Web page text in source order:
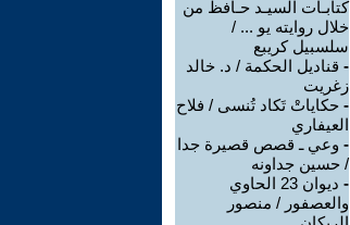
كتابـات السيـد حـافظ من
خلال روايته يو ... /
سلسبيل كريبع
- قناديل الحكمة / د. خالد
زغريت
- حكاياتْ تَكاد تُنسى / فلاح
العيفاري
- وعي ـ قصص قصيرة جدا
/ حسين جداونه
-
ديوان 23 الحاوي
والعصفور / منصور